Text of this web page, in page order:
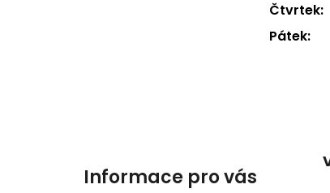
Čtvrtek:
Pátek:
Informace pro vás